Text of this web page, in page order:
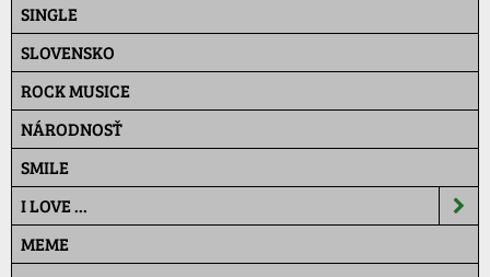
SINGLE
SLOVENSKO
ROCK MUSICE
NÁRODNOSŤ
SMILE
I LOVE ...
MEME